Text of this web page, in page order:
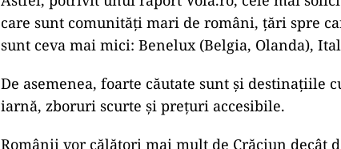
care sunt comunități mari de români, țări spre
sunt ceva mai mici: Benelux (Belgia, Olanda),